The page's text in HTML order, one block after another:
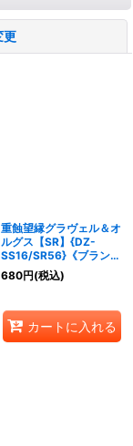
更
重蝕望縁グラヴェル＆オ
ルグス【SR】{DZ-
SS16/SR56}《ブラント
ゲート/ストイケイア》
680円(税込)
カートに入れる